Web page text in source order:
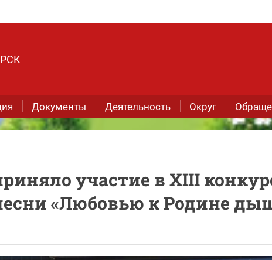
Документы Деятельность Округ
участие в XIII
«Любовью к Родине